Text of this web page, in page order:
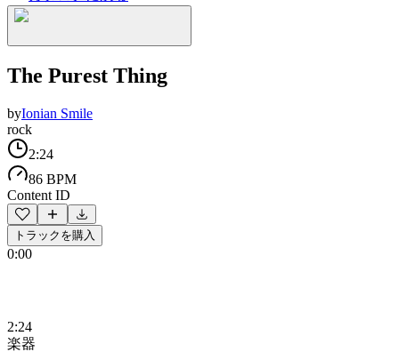
The Purest Thing
byIonian Smile
rock
2:24
86 BPM
Content ID
トラックを購入
0:00
2:24
楽器